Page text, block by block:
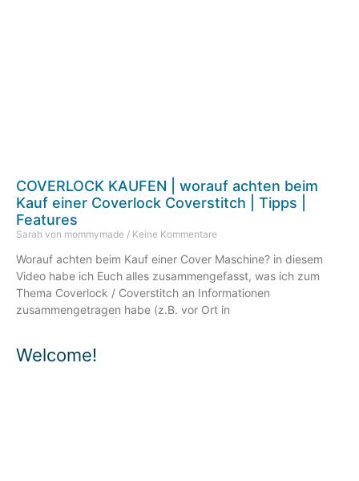
Welcome!
COVERLOCK KAUFEN | worauf achten beim
Kauf einer Coverlock Coverstitch | Tipps |
Features
Sarah von mommymade Keine Kommentare
Worauf achten beim Kauf einer Cover Maschine? in diesem
Video habe ich Euch alles zusammengefasst, was ich zum
Thema Coverlock / Coverstitch an Informationen
zusammengetragen habe (z.B. vor Ort in